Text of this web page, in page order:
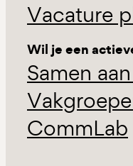
Vacature
Wil je een
Samen
CommLab